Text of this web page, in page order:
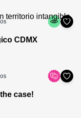
CDMX
case!